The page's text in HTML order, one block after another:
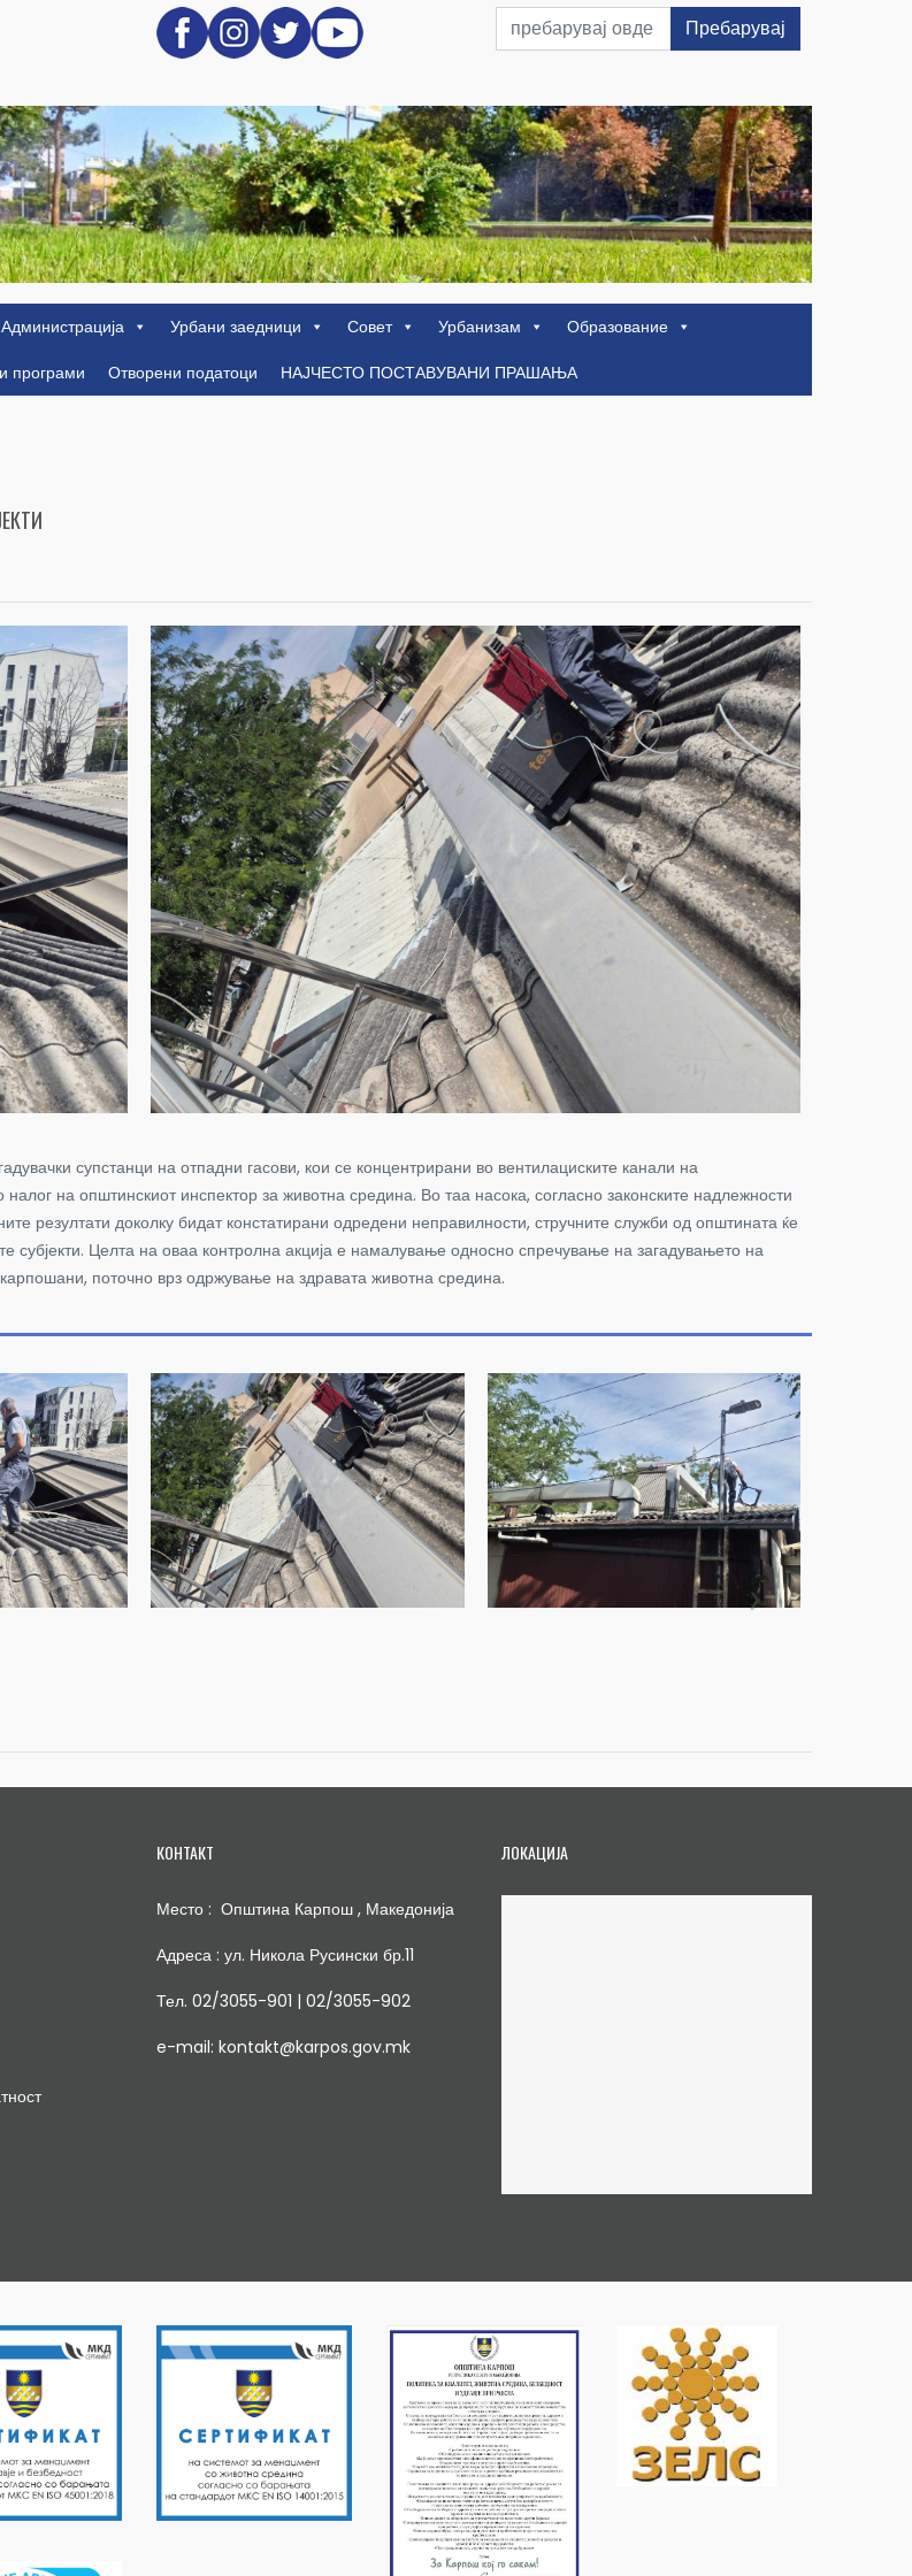
Пребарувај
Администрација Урбани заедници Совет Урбанизам
Образование
програми Отворени податоци НАЈЧЕСТО ПОСТАВУВАНИ ПРАШАЊА
супстанци на отпадни гасови, кои се концентрирани во вентилациските канали на
на општинскиот инспектор за животна средина. Во таа насока, согласно законските надлежности
резултати доколку бидат констатирани одредени неправилности, стручните служби од општината ќе
субјекти. Целта на оваа контролна акција е намалување односно спречување на загадувањето на
поточно врз одржување на здравата животна средина.
КОНТАКТ
Место : Општина Карпош , Македонија
Адреса : ул. Никола Русински бр.11
Тел. 02/3055-901 | 02/3055-902
e-mail: kontakt@karpos.gov.mk
ЛОКАЦИЈА